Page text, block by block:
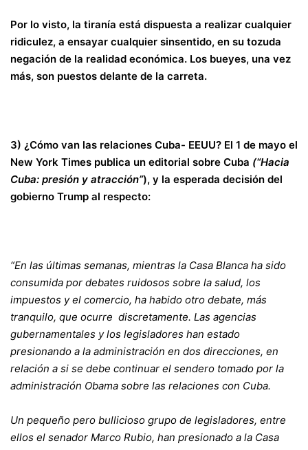
Por lo visto, la tiranía está dispuesta a realizar cualquier
ridiculez, a ensayar cualquier sinsentido, en su tozuda
negación de la realidad económica. Los bueyes, una vez
más, son puestos delante de la carreta.
3) ¿Cómo van las relaciones Cuba- EEUU? El 1 de mayo el
New York Times publica un editorial sobre Cuba (“Hacia
Cuba: presión y atracción”), y la esperada decisión del
gobierno Trump al respecto:
“En las últimas semanas, mientras la Casa Blanca ha sido
consumida por debates ruidosos sobre la salud, los
impuestos y el comercio, ha habido otro debate, más
tranquilo, que ocurre discretamente. Las agencias
gubernamentales y los legisladores han estado
presionando a la administración en dos direcciones, en
relación a si se debe continuar el sendero tomado por la
administración Obama sobre las relaciones con Cuba.
Un pequeño pero bullicioso grupo de legisladores, entre
ellos el senador Marco Rubio, han presionado a la Casa